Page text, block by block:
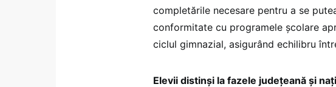
completările necesare pentru a se
conformitate cu programele şcolare
ciclul gimnazial, asigurând echilibru
Elevii distinşi la fazele județeană şi